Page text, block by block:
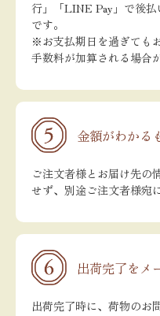
行」「LINE Pay」で後
です。
※お支払期日を過ぎても
手数料が加算される場合
金額がわかる
ご注文者様とお届け先の
せず、別途ご注文者様宛
出荷完了をメ
出荷完了時に、荷物のお